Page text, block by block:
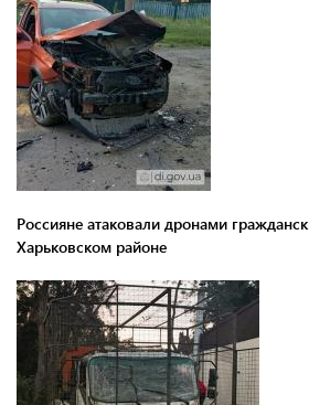
Россияне атаковали дронами
Харьковском районе